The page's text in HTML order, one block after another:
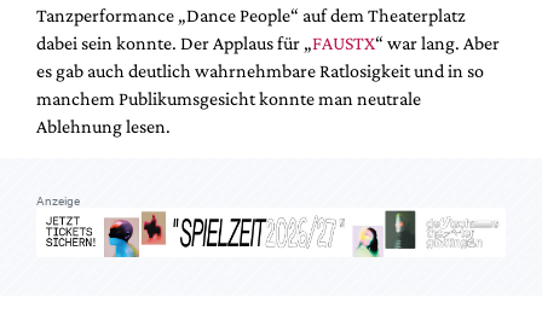
Suche
Tanzperformance „Dance People“ auf dem Theaterplatz
dabei sein konnte. Der Applaus für „FAUSTX“ war lang. Aber
es gab auch deutlich wahrnehmbare Ratlosigkeit und in so
manchem Publikumsgesicht konnte man neutrale
Ablehnung lesen.
Anzeige